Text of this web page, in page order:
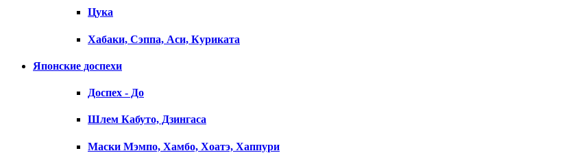
Цука
Хабаки, Сэппа, Аси, Куриката
Японские доспехи
Доспех - До
Шлем Кабуто, Дзингаса
Маски Мэмпо, Хамбо, Хоатэ, Хаппури